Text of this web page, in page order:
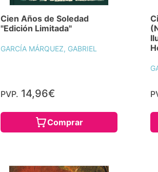
Cien Años de Soledad
"Edición Limitada"
GARCÍA MÁRQUEZ, GABRIEL
PVP. 14,96€
Comprar